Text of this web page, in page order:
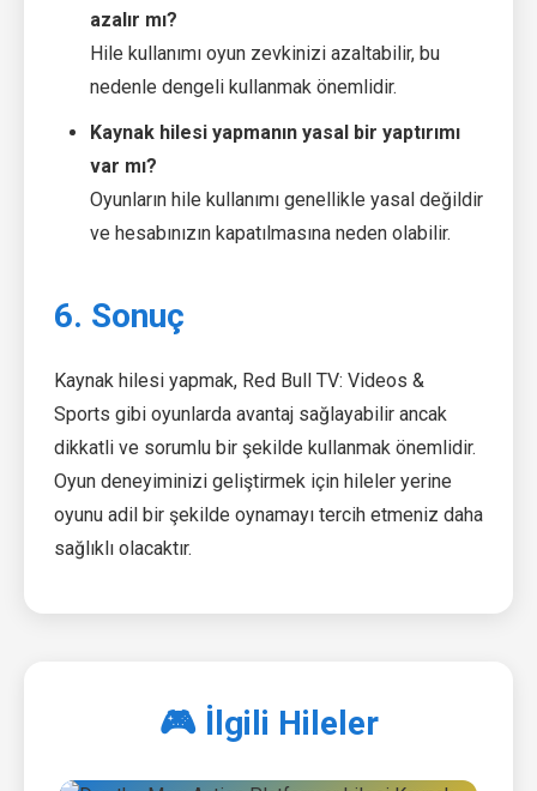
azalır mı?
Hile kullanımı oyun zevkinizi azaltabilir, bu
nedenle dengeli kullanmak önemlidir.
Kaynak hilesi yapmanın yasal bir yaptırımı
var mı?
Oyunların hile kullanımı genellikle yasal değildir
ve hesabınızın kapatılmasına neden olabilir.
6. Sonuç
Kaynak hilesi yapmak, Red Bull TV: Videos &
Sports gibi oyunlarda avantaj sağlayabilir ancak
dikkatli ve sorumlu bir şekilde kullanmak önemlidir.
Oyun deneyiminizi geliştirmek için hileler yerine
oyunu adil bir şekilde oynamayı tercih etmeniz daha
sağlıklı olacaktır.
🎮 İlgili Hileler